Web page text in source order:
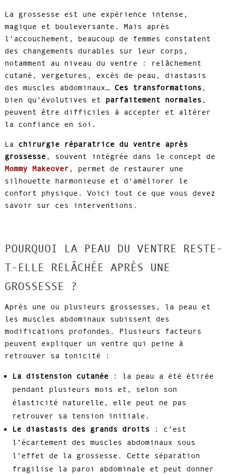
La grossesse est une expérience intense,
magique et bouleversante. Mais après
l’accouchement, beaucoup de femmes constatent
des changements durables sur leur corps,
notamment au niveau du ventre : relâchement
cutané, vergetures, excès de peau, diastasis
des muscles abdominaux… Ces transformations ,
bien qu’évolutives et parfaitement normales ,
peuvent être difficiles à accepter et altérer
la confiance en soi.
La chirurgie réparatrice du ventre après
grossesse, souvent intégrée dans le concept de
Mommy Makeover, permet de restaurer une
silhouette harmonieuse et d’améliorer le
confort physique. Voici tout ce que vous devez
savoir sur ces interventions.
POURQUOI LA PEAU DU VENTRE RESTE-
T-ELLE RELÂCHÉE APRÈS UNE
GROSSESSE ?
Après une ou plusieurs grossesses, la peau et
les muscles abdominaux subissent des
modifications profondes. Plusieurs facteurs
peuvent expliquer un ventre qui peine à
retrouver sa tonicité :
La distension cutanée: la peau a été étirée
pendant plusieurs mois et, selon son
élasticité naturelle, elle peut ne pas
retrouver sa tension initiale.
Le diastasis des grands droits : c’est
l’écartement des muscles abdominaux sous
l’effet de la grossesse. Cette séparation
fragilise la paroi abdominale et peut donner